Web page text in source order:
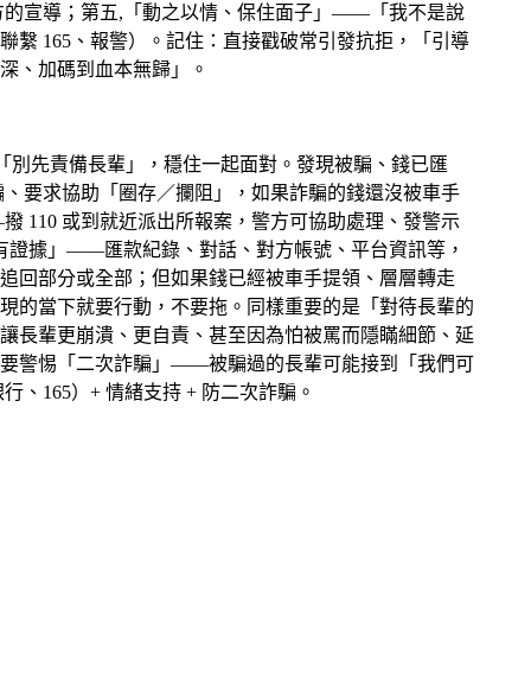
宣導；第五,「動之以情、保住面子」——「我不是說
繫 165、報警）。記住：直接戳破常引發抗拒，「引導
、加碼到血本無歸」。
先責備長輩」，穩住一起面對。發現被騙、錢已匯
要求協助「圈存／攔阻」，如果詐騙的錢還沒被車手
110 或到就近派出所報案，警方可協助處理、發警示
據」——匯款紀錄、對話、對方帳號、平台資訊等，
回部分或全部；但如果錢已經被車手提領、層層轉走
的當下就要行動，不要拖。同樣重要的是「對待長輩的
長輩更崩潰、更自責、甚至因為怕被罵而隱瞞細節、延
警惕「二次詐騙」——被騙過的長輩可能接到「我們可
、165）+ 情緒支持 + 防二次詐騙。